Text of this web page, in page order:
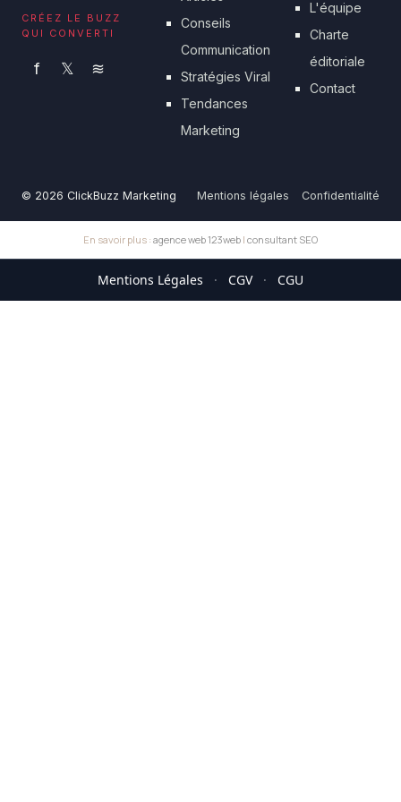
CRÉEZ LE BUZZ
QUI CONVERTI
f 𝕏 ≋
Conseils
Communication
Stratégies Viral
Tendances
Marketing
L'équipe
Charte
éditoriale
Contact
© 2026 ClickBuzz Marketing Mentions légales Confidentialité
En savoir plus : agence web 123web | consultant SEO
Mentions Légales · CGV · CGU